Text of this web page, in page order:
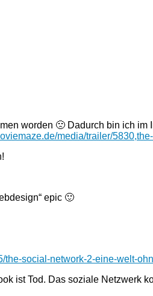
worden 🙁 Dadurch bin ich im
media/trailer/
epic 🙂
the-social-network-2-eine-welt-
ist Tod. Das soziale Netzwerk